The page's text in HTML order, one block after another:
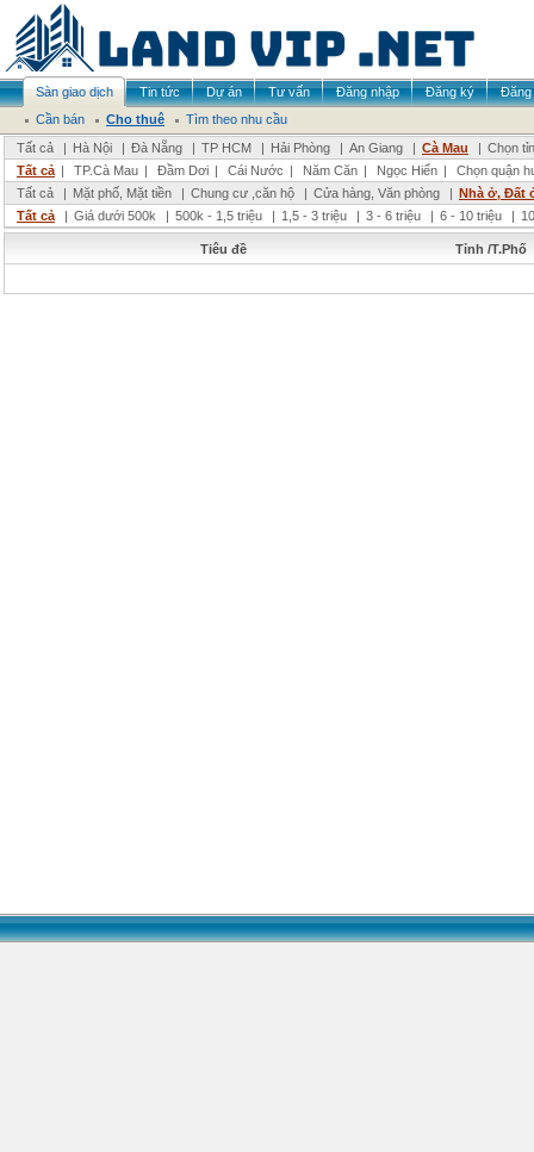
Sàn giao dịch Tin tức Dự án Tư vấn Đăng nhập Đăng ký
Đăng
Cần bán
Cho thuê
Tìm theo nhu cầu
Tất cả
| Hà Nội | Đà Nẵng | TP HCM | Hải Phòng | An Giang | Cà Mau | Chọn
Tất cả | TP.Cà Mau | Đầm Dơi | Cái Nước | Năm Căn | Ngọc Hiển |
Chọn quận
Tất cả
| Mặt phố, Mặt tiền | Chung cư ,căn hộ | Cửa hàng, Văn phòng | Nhà ở, Đất
Tất cả
| Giá dưới 500k | 500k - 1,5 triệu | 1,5 - 3 triệu | 3 - 6 triệu | 6 - 10 triệu |
Tiêu đề Tỉnh /T.Phố